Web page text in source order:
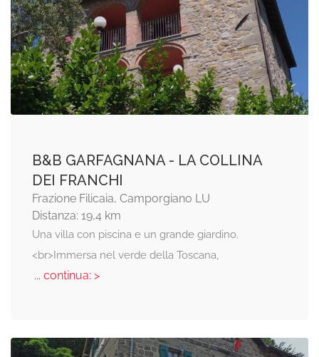
B&B GARFAGNANA - LA COLLINA
DEI FRANCHI
Frazione Filicaia, Camporgiano LU
Distanza: 19,4 km
Una villa con piscina e un grande giardino.
<br>Immersa nel verde della Toscana,
... continua: >